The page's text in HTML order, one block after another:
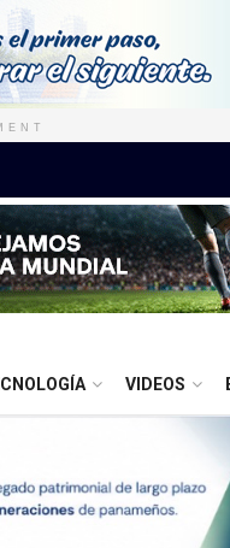
VIDEOS